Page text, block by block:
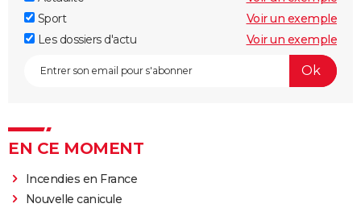
Sport
Voir un exemple
Les dossiers d'actu
Voir un exemple
EN CE MOMENT
Incendies en France
Nouvelle canicule